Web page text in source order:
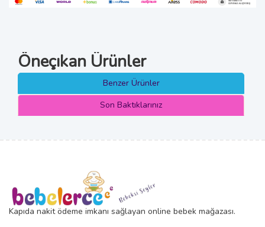
Öneçıkan Ürünler
Benzer Ürünler
Son Baktıklarınız
Kapıda nakit ödeme imkanı sağlayan online bebek mağazası.